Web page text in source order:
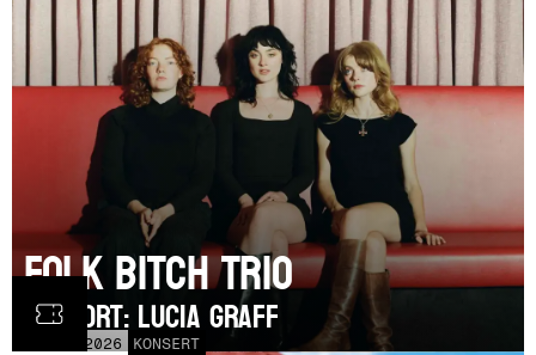
2026 KONSERT
Folk Bitch Trio
SUPPORT: Lucia Graff